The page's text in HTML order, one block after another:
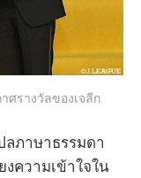
รางวัลของเจลีก
ลภาษาธรรมดา
งความเข้าใจใน